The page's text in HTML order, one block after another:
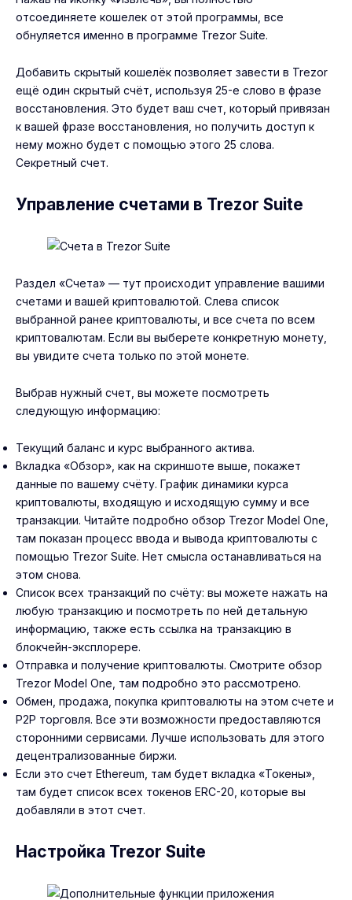
отсоединяете кошелек от этой программы, все
обнуляется именно в программе Trezor Suite.
Добавить скрытый кошелёк позволяет завести в Trezor
ещё один скрытый счёт, используя 25-е слово в фразе
восстановления. Это будет ваш счет, который привязан
к вашей фразе восстановления, но получить доступ к
нему можно будет с помощью этого 25 слова.
Секретный счет.
Управление счетами в Trezor Suite
Раздел «Счета» — тут происходит управление вашими
счетами и вашей криптовалютой. Слева список
выбранной ранее криптовалюты, и все счета по всем
криптовалютам. Если вы выберете конкретную монету,
вы увидите счета только по этой монете.
Выбрав нужный счет, вы можете посмотреть
следующую информацию:
Текущий баланс и курс выбранного актива.
Вкладка «Обзор», как на скриншоте выше, покажет
данные по вашему счёту. График динамики курса
криптовалюты, входящую и исходящую сумму и все
транзакции. Читайте подробно обзор Trezor Model One
там показан процесс ввода и вывода криптовалюты с
помощью Trezor Suite. Нет смысла останавливаться на
этом снова.
Список всех транзакций по счёту: вы можете нажать на
любую транзакцию и посмотреть по ней детальную
информацию, также есть ссылка на транзакцию в
блокчейн-эксплорере.
Отправка и получение криптовалюты. Смотрите обзор
Trezor Model One , там подробно это рассмотрено.
Обмен, продажа, покупка криптовалюты на этом счете и
P2P торговля. Все эти возможности предоставляются
сторонними сервисами. Лучше использовать для этого
децентрализованные биржи.
Если это счет Ethereum, там будет вкладка «Токены»,
там будет список всех токенов ERC-20, которые вы
добавляли в этот счет.
Настройка Trezor Suite